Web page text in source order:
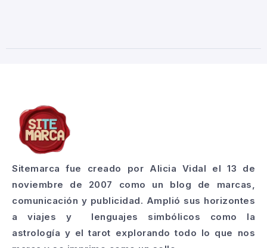
Sitemarca fue creado por Alicia Vidal el 13 de
noviembre de 2007 como un blog de marcas,
comunicación y publicidad. Amplió sus horizontes
a viajes y lenguajes simbólicos como la
astrología y el tarot explorando todo lo que nos